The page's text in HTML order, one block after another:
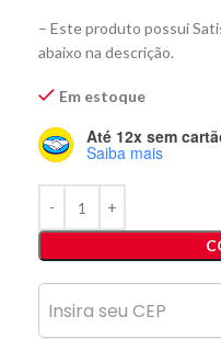
– Este produto possui
abaixo na descrição.
Em estoque
Até 12x sem
Saiba mais